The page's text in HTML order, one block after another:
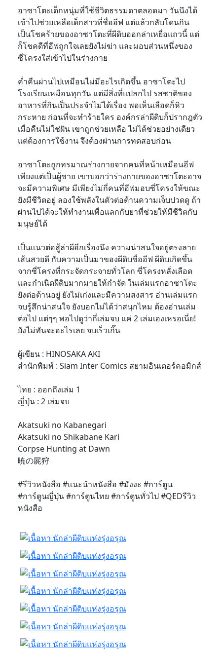
อาซาโตะเด็กหนุ่มที่ใช้ชีวิตธรรมดาตลอดมา วันนึงได้
เข้าไปช่วยเหลือเด็กสาวที่ชื่ออีฟ แต่แล้วกลับโดนกิน
เป็นโชคร้ายของอาซาโตะที่ผีดิบออกล่าเหยื่อแถวนี้ แต่
ก็โชคดีที่อีฟถูกใจเลยยังไม่ฆ่า และมอบส่วนหนึ่งของ
ซี่โครงใส่เข้าไปในร่างกาย
ค่ำคืนผ่านไปเหมือนไม่มีอะไรเกิดขึ้น อาซาโตะไป
โรงเรียนเหมือนทุกวัน แต่มีสิ่งที่แปลกไป รสชาติของ
อาหารที่กินเป็นประจำไม่ได้เรื่อง พอเห็นเลือดก็หิว
กระหาย ก่อนที่จะทำร้ายใคร องค์กรล่าผีดิบก็ปรากฎตัว
เมื่อคืนไม่ใช่ฝัน เขาถูกช่วยเหลือ ไม่ได้ช่วยอย่างเดียว
แต่ต้องการใช้งาน จึงต้องผ่านการทดสอบก่อน
อาซาโตะถูกทรมาณร่างกายจากคนที่หน้าเหมือนอีฟ
เพียงแต่เป็นผู้ชาย เขาบอกว่าร่างกายของอาซาโตะอาจ
จะมีความพิเศษ มีเพียงไม่กี่คนที่อีฟมอบซี่โครงให้ขณะ
ยังมีชีวิตอยู่ ลองใช้พลังในตัวต่อต้านความเจ็บปวดดู ถ้า
ผ่านไปได้จะให้ทำงานเพื่อแลกกับยาที่ช่วยให้มีชีวิตกับ
มนุษย์ได้
เป็นแนวต่อสู้ล่าผีอีกเรื่องนึง ความน่าสนใจอยู่ตรงลาย
เส้นสวยดี กับความเป็นมาของผีดิบชื่ออีฟ ผีดิบเกิดขึ้น
จากซี่โครงที่กระจัดกระจายทั่วโลก ซี่โครงหลั่งเลือด
และกำเนิดผีดิบมากมายให้กำจัด ในเล่มแรกอาซาโตะ
ยังต่อต้านอยู่ ยังไม่เก่งและมีความสงสาร อ่านเล่มแรก
จบรู้สึกน่าสนใจ ยังบอกไม่ได้ว่าสนุกไหม ต้องอ่านเล่ม
ต่อไป แต่ๆๆ พอไปดูว่ากี่เล่มจบ แค่ 2 เล่มเองเหรอเนี่ย!
ยังไม่ทันจะอะไรเลย จบเร็วเกิ๊น
ผู้เขียน : HINOSAKA AKI
สำนักพิมพ์ : Siam Inter Comics สยามอินเตอร์คอมิกส์
ไทย : ออกถึงเล่ม 1
ญี่ปุ่น : 2 เล่มจบ
Akatsuki no Kabanegari
Akatsuki no Shikabane Kari
Corpse Hunting at Dawn
暁の屍狩
#รีวิวหนังสือ #แนะนำหนังสือ #มังงะ #การ์ตูน
#การ์ตูนญี่ปุ่น #การ์ตูนไทย #การ์ตูนทั่วไป #QEDรีวิว
หนังสือ